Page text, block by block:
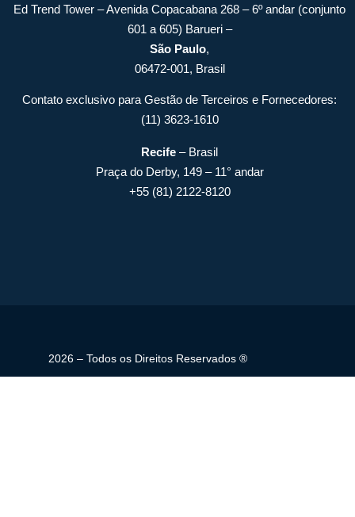
Ed Trend Tower – Avenida Copacabana 268 – 6º andar (conjunto
601 a 605) Barueri –
São Paulo,
06472-001, Brasil
Contato exclusivo para Gestão de Terceiros e Fornecedores:
(11) 3623-1610
Recife – Brasil
Praça do Derby, 149 – 11° andar
+55 (81) 2122-8120
2026 – Todos os Direitos Reservados ®